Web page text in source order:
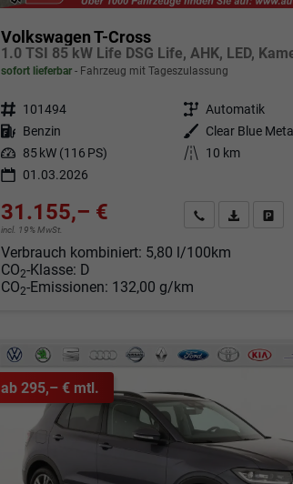
Volkswagen T-Cross
sofort lieferbar Fahrzeug mit Tageszulassung
Fahrzeugnr. 101494 Getriebe Automatik
Kraftstoff Benzin Außenfarbe
Clear Blue
Leistung 85 kW (116 PS) Kilometerstand
10 km
01.03.2026
31.155,– €
incl. 19% MwSt.
Angebot anfordern
Verbrauch kombiniert: 5,80 l/100km
CO2-Klasse: D
CO2-Emissionen: 132,00 g/km
ab 295,– € mtl.